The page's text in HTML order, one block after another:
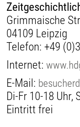
Grimmaische
04109 Leipzig
Telefon: +49
Internet:
E-Mail:
Di-Fr 10-18 Uhr,
Eintritt frei